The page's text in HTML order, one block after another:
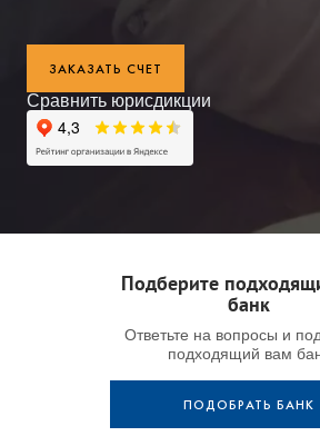
ЗАКАЗАТЬ СЧЕТ
Сравнить юрисдикции
Подберите
банк
Ответьте на вопросы и
подходящий вам
ПОДОБРАТЬ БАНК